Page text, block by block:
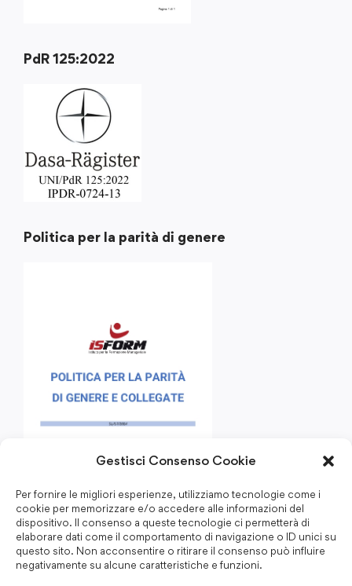
Gestisci Consenso Cookie
Per fornire le migliori esperienze, utilizziamo tecnologie come i
cookie per memorizzare e/o accedere alle informazioni del
dispositivo. Il consenso a queste tecnologie ci permetterà di
elaborare dati come il comportamento di navigazione o ID unici su
questo sito. Non acconsentire o ritirare il consenso può influire
negativamente su alcune caratteristiche e funzioni.
PdR 125:2022
Politica per la parità di genere